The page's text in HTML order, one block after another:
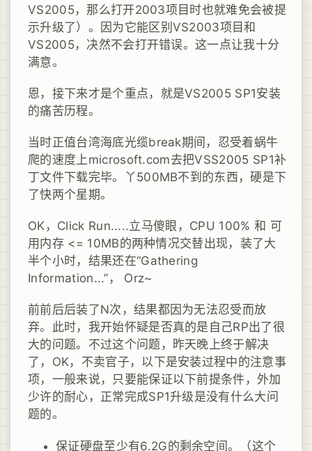
VS2005，那么打开2003项目时也就难免会被提
示升级了）。因为它能区别VS2003项目和
VS2005，决然不会打开错误。这一点让我十分
满意。
恩，接下来才是个重点，就是VS2005 SP1安装
的痛苦历程。
当时正值台湾海底光缆break期间，忍受着蜗牛
爬的速度上microsoft.com去把VSS2005 SP1补
丁文件下载完毕。丫500MB不到的东西，硬是下
了快两个星期。
OK，Click Run.....立马傻眼，CPU 100% 和 可
用内存 <= 10MB的两种情况交替出现，装了大
半个小时，结果还在“Gathering
Information...”， Orz~
前前后后装了N次，结果都因为无法忍受而放
弃。此时，我开始怀疑是否真的是自己RP出了很
大的问题。不过这个问题，昨天晚上终于解决
了，OK，不卖官子，以下是安装过程中的注意事
项，一般来说，只要能保证以下前提条件，外加
少许的耐心，正常完成SP1升级是没有什么大问
题的。
保证硬盘至少有6.2G的剩余空间。（这个